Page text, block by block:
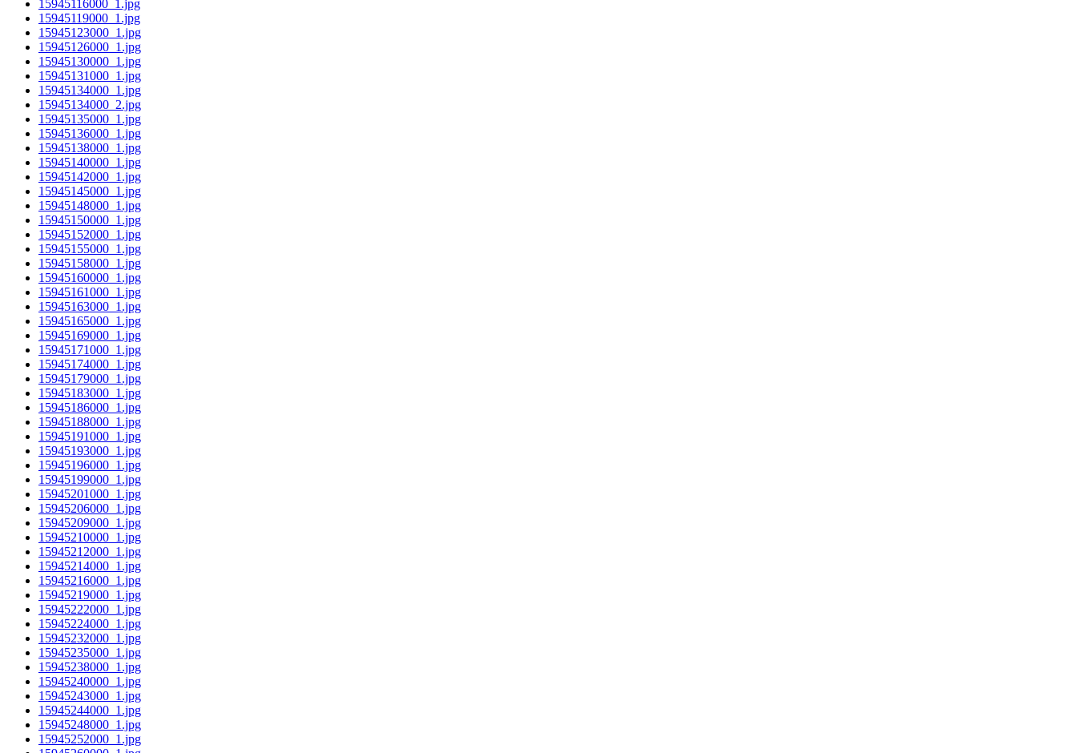
15945116000_1.jpg
15945119000_1.jpg
15945123000_1.jpg
15945126000_1.jpg
15945130000_1.jpg
15945131000_1.jpg
15945134000_1.jpg
15945134000_2.jpg
15945135000_1.jpg
15945136000_1.jpg
15945138000_1.jpg
15945140000_1.jpg
15945142000_1.jpg
15945145000_1.jpg
15945148000_1.jpg
15945150000_1.jpg
15945152000_1.jpg
15945155000_1.jpg
15945158000_1.jpg
15945160000_1.jpg
15945161000_1.jpg
15945163000_1.jpg
15945165000_1.jpg
15945169000_1.jpg
15945171000_1.jpg
15945174000_1.jpg
15945179000_1.jpg
15945183000_1.jpg
15945186000_1.jpg
15945188000_1.jpg
15945191000_1.jpg
15945193000_1.jpg
15945196000_1.jpg
15945199000_1.jpg
15945201000_1.jpg
15945206000_1.jpg
15945209000_1.jpg
15945210000_1.jpg
15945212000_1.jpg
15945214000_1.jpg
15945216000_1.jpg
15945219000_1.jpg
15945222000_1.jpg
15945224000_1.jpg
15945232000_1.jpg
15945235000_1.jpg
15945238000_1.jpg
15945240000_1.jpg
15945243000_1.jpg
15945244000_1.jpg
15945248000_1.jpg
15945252000_1.jpg